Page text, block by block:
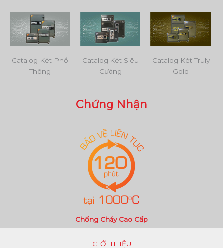
Catalog Két Phổ
Thông
Catalog Két Siêu
Cường
Catalog Két Truly
Gold
Chứng Nhận
Chống Cháy Cao Cấp
GIỚI THIỆU